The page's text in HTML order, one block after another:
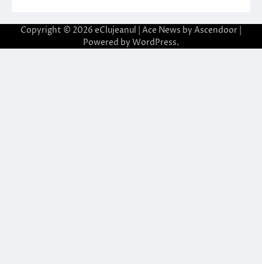
Copyright © 2026 eClujeanul | Ace News by Ascendoor
Powered by WordPress.